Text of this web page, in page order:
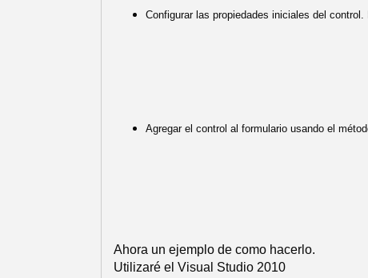
Configurar las propiedades iniciales del
Agregar el control al formulario usando el
Ahora un ejemplo de como hacerlo.
Utilizaré el Visual Studio 2010